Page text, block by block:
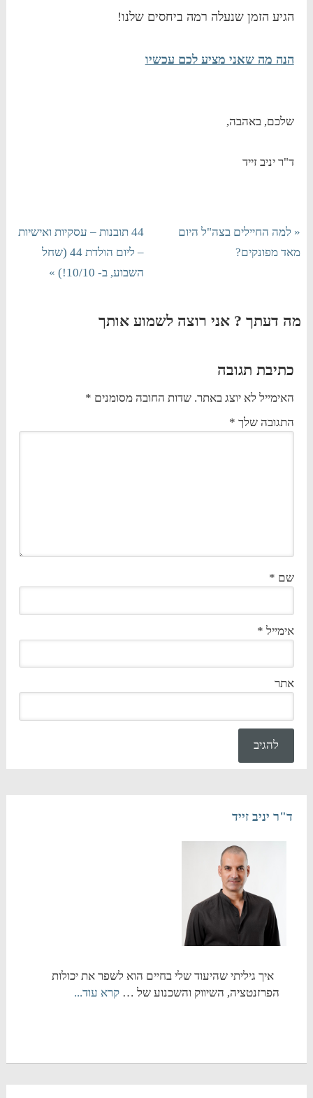
הגיע הזמן שנעלה רמה ביחסים שלנו!
הנה מה שאני מציע לכם עכשיו
שלכם, באהבה,
ד"ר יניב זייד
« למה החיילים בצה"ל היום
מאד מפונקים?
44 תובנות – עסקיות ואישיות
– ליום הולדת 44 (שחל
השבוע, ב- 10/10!) »
מה דעתך ? אני רוצה לשמוע אותך
כתיבת תגובה
האימייל לא יוצג באתר. שדות החובה מסומנים *
התגובה שלך *
שם *
אימייל *
אתר
ד"ר יניב זייד
איך גיליתי שהיעוד שלי בחיים הוא לשפר את יכולות
הפרזנטציה, השיווק והשכנוע של … קרא עוד...